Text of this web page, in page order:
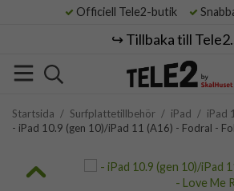
Officiell Tele2-butik
↪️ Tillbaka till
Startsida / Surfplattetillbehör / iPad / iPad
- iPad 10.9 (gen 10)/iPad 11 (A16) - Fodral -